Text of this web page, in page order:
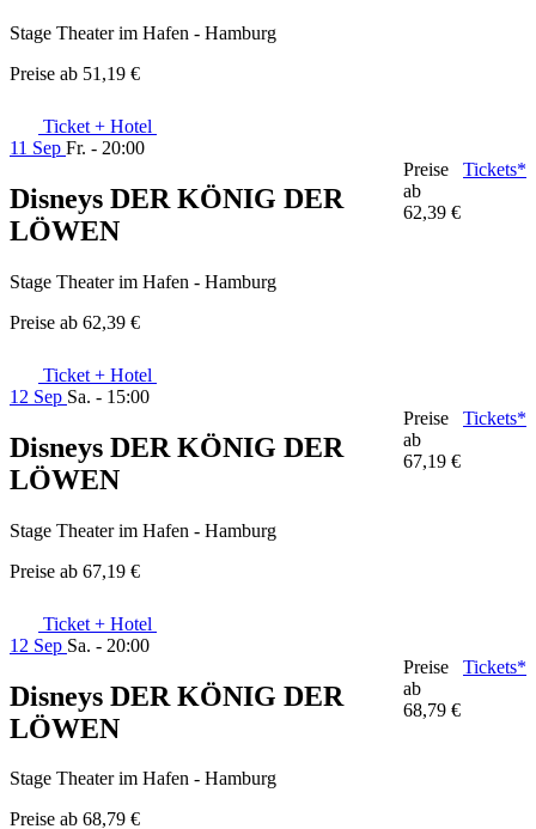
Stage Theater im Hafen - Hamburg
Preise ab 51,19 €
Ticket + Hotel
11 Sep Fr. - 20:00
Disneys DER KÖNIG DER
LÖWEN
Stage Theater im Hafen - Hamburg
Preise ab 62,39 €
Preise
ab
62,39 €
Tickets*
Ticket + Hotel
12 Sep Sa. - 15:00
Disneys DER KÖNIG DER
LÖWEN
Stage Theater im Hafen - Hamburg
Preise ab 67,19 €
Preise
ab
67,19 €
Tickets*
Ticket + Hotel
12 Sep Sa. - 20:00
Disneys DER KÖNIG DER
LÖWEN
Stage Theater im Hafen - Hamburg
Preise ab 68,79 €
Preise
ab
68,79 €
Tickets*